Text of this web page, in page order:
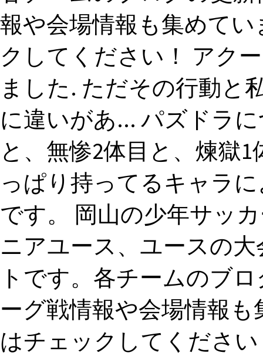
報や会場情報も集めて
クしてください！ アク
ました. ただその行動と
に違いがあ... パズドラ
と、無惨2体目と、煉獄
っぱり持ってるキャラ
です。 岡山の少年サッ
ニアユース、ユースの
トです。各チームのブ
ーグ戦情報や会場情報
はチェックしてくださ